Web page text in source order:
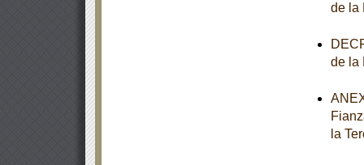
de la
de la
la